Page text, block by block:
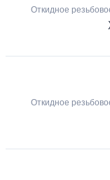
Откидное
Откидное